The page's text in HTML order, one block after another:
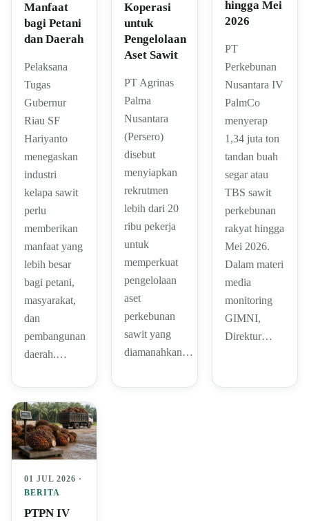
Manfaat
bagi Petani
dan Daerah
Pelaksana
Tugas
Gubernur
Riau SF
Hariyanto
menegaskan
industri
kelapa sawit
perlu
memberikan
manfaat yang
lebih besar
bagi petani,
masyarakat,
dan
pembangunan
daerah.…
Koperasi
untuk
Pengelolaan
Aset Sawit
PT Agrinas
Palma
Nusantara
(Persero)
disebut
menyiapkan
rekrutmen
lebih dari 20
ribu pekerja
untuk
memperkuat
pengelolaan
aset
perkebunan
sawit yang
diamanahkan…
hingga Mei
2026
PT
Perkebunan
Nusantara IV
PalmCo
menyerap
1,34 juta ton
tandan buah
segar atau
TBS sawit
perkebunan
rakyat hingga
Mei 2026.
Dalam materi
media
monitoring
GIMNI,
Direktur…
01 JUL 2026 ·
BERITA
PTPN IV